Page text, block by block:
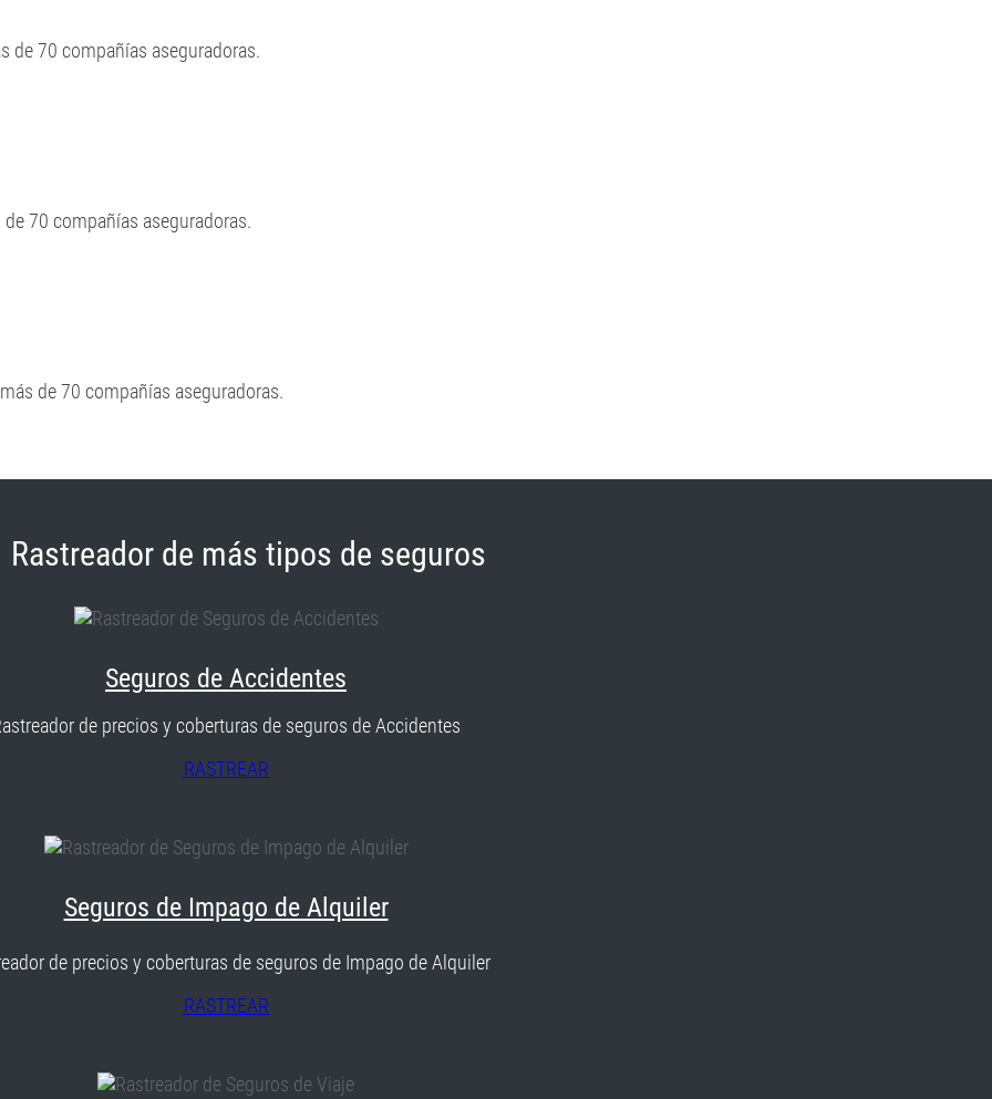
de 70 compañías aseguradoras.
70 compañías aseguradoras.
de 70 compañías aseguradoras.
Rastreador de más tipos de seguros
Seguros de Accidentes
de precios y coberturas de seguros de Accidentes
RASTREAR
Seguros de Impago de Alquiler
de precios y coberturas de seguros de Impago de Alquiler
RASTREAR